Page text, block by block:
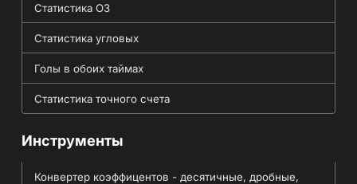
Статистика ОЗ
Статистика угловых
Голы в обоих таймах
Статистика точного счета
Инструменты
Конвертер коэффицентов - десятичные, дробные,